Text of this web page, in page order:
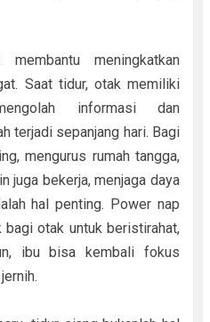
meningkatkan
Saat tidur, otak memiliki
informasi dan
terjadi sepanjang hari. Bagi
mengurus rumah tangga,
juga bekerja, menjaga daya
hal penting. Power nap
otak untuk beristirahat,
ibu bisa kembali fokus